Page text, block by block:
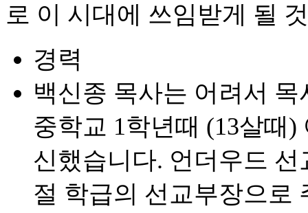
로 이 시대에 쓰임받게 될
경력
백신종 목사는 어려서
중학교 1학년때 (13살때
신했습니다. 언더우드
절 학급의 선교부장으로